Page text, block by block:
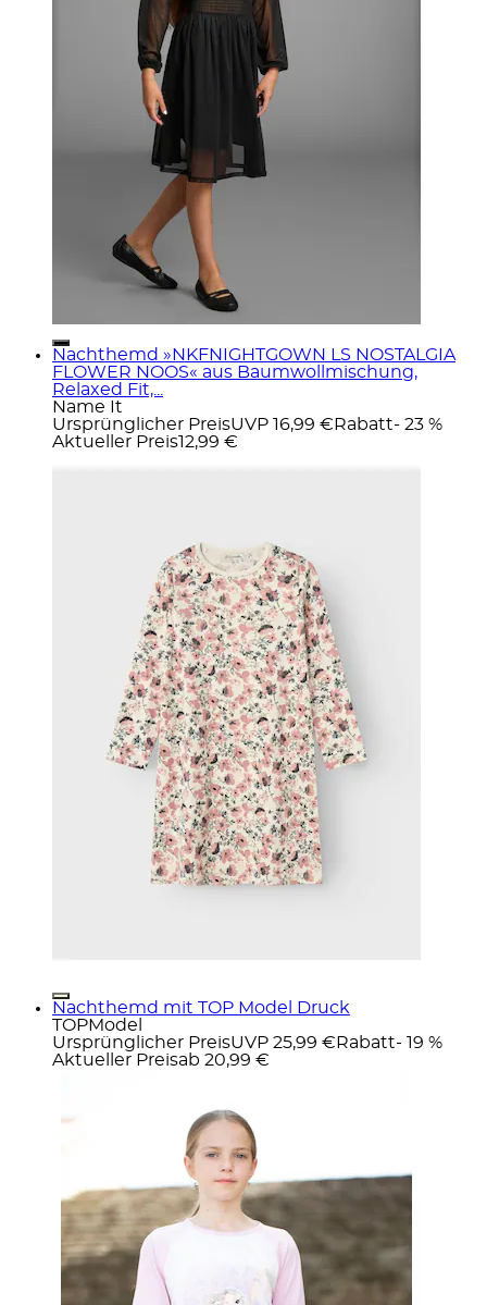
Nachthemd »NKFNIGHTGOWN LS NOSTALGIA
FLOWER NOOS« aus Baumwollmischung,
Relaxed Fit,...
Name It
Ursprünglicher PreisUVP 16,99 € Rabatt- 23 %
Aktueller Preis12,99 €
Nachthemd mit TOP Model Druck
TOPModel
Ursprünglicher PreisUVP 25,99 € Rabatt- 19 %
Aktueller Preisab 20,99 €